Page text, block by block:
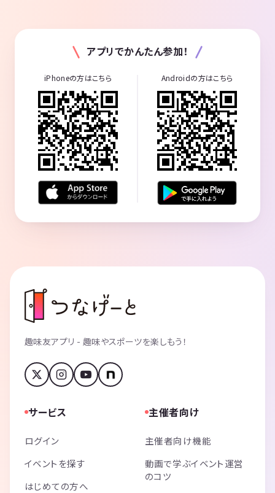
アプリでかんたん参加！
iPhoneの方はこちら Androidの方はこちら
趣味友アプリ - 趣味やスポーツを楽しもう！
サービス
ログイン
イベントを探す
はじめての方へ
主催者向け
主催者向け機能
動画で学ぶイベント運営
のコツ